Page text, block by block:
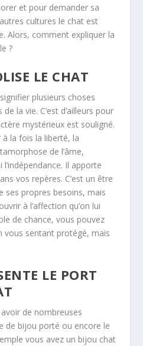
et pour demander sa
cultures le chat est
Alors, comment expliquer la
?
LE CHAT
plusieurs choses
la vie. C’est d’ailleurs pour
mystérieux est souligné.
la fois la liberté, la
de l’âme,
l’indépendance. Il apporte
vos repères. C’est un être
ses propres besoins, mais
à l’affection qu’on lui
de chance, vous pouvez
vous sentant protégé, mais
LE PORT
de nombreuses
de bijou porté ou encore le
vous avez un bijou chat